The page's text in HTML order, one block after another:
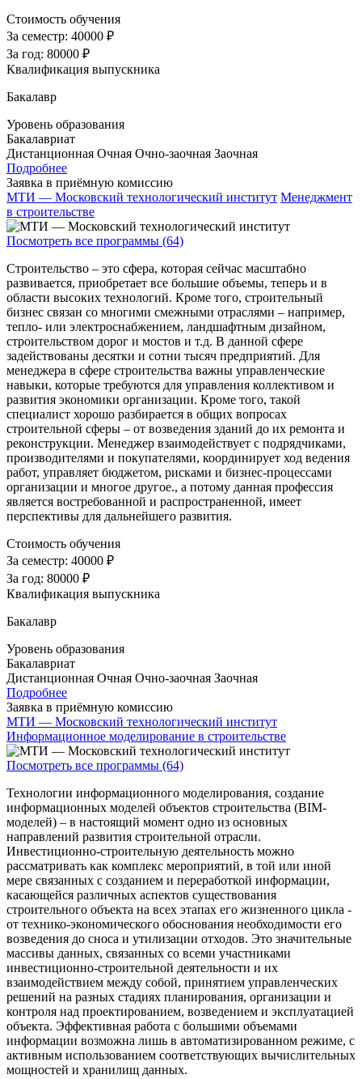
Стоимость обучения
За семестр: 40000 ₽
За год: 80000 ₽
Квалификация выпускника
Бакалавр
Уровень образования
Бакалавриат
Дистанционная Очная Очно-заочная Заочная
Подробнее
Заявка в приёмную комиссию
МТИ — Московский технологический институт Менеджмент
в строительстве
Посмотреть все программы (64)
Строительство – это сфера, которая сейчас масштабно
развивается, приобретает все большие объемы, теперь и в
области высоких технологий. Кроме того, строительный
бизнес связан со многими смежными отраслями – например,
тепло- или электроснабжением, ландшафтным дизайном,
строительством дорог и мостов и т.д. В данной сфере
задействованы десятки и сотни тысяч предприятий. Для
менеджера в сфере строительства важны управленческие
навыки, которые требуются для управления коллективом и
развития экономики организации. Кроме того, такой
специалист хорошо разбирается в общих вопросах
строительной сферы – от возведения зданий до их ремонта и
реконструкции. Менеджер взаимодействует с подрядчиками,
производителями и покупателями, координирует ход ведения
работ, управляет бюджетом, рисками и бизнес-процессами
организации и многое другое., а потому данная профессия
является востребованной и распространенной, имеет
перспективы для дальнейшего развития.
Стоимость обучения
За семестр: 40000 ₽
За год: 80000 ₽
Квалификация выпускника
Бакалавр
Уровень образования
Бакалавриат
Дистанционная Очная Очно-заочная Заочная
Подробнее
Заявка в приёмную комиссию
МТИ — Московский технологический институт
Информационное моделирование в строительстве
Посмотреть все программы (64)
Технологии информационного моделирования, создание
информационных моделей объектов строительства (BIM-
моделей) – в настоящий момент одно из основных
направлений развития строительной отрасли.
Инвестиционно-строительную деятельность можно
рассматривать как комплекс мероприятий, в той или иной
мере связанных с созданием и переработкой информации,
касающейся различных аспектов существования
строительного объекта на всех этапах его жизненного цикла -
от технико-экономического обоснования необходимости его
возведения до сноса и утилизации отходов. Это значительные
массивы данных, связанных со всеми участниками
инвестиционно-строительной деятельности и их
взаимодействием между собой, принятием управленческих
решений на разных стадиях планирования, организации и
контроля над проектированием, возведением и эксплуатацией
объекта. Эффективная работа с большими объемами
информации возможна лишь в автоматизированном режиме, с
активным использованием соответствующих вычислительных
мощностей и хранилищ данных.